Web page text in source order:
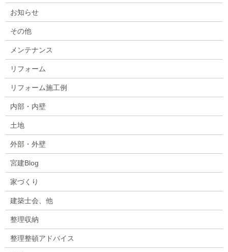
お知らせ
その他
メンテナンス
リフォーム
リフォーム施工例
内部・内壁
土地
外部・外壁
宮建Blog
家づくり
建築士会、他
整理収納
整理整頓アドバイス